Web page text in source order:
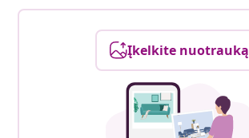
Įkelkite nuotrauką